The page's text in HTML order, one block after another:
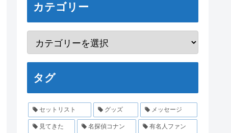
カテゴリー
タグ
セットリスト グッズ メッセージ
見てきた 名探偵コナン 有名人ファン